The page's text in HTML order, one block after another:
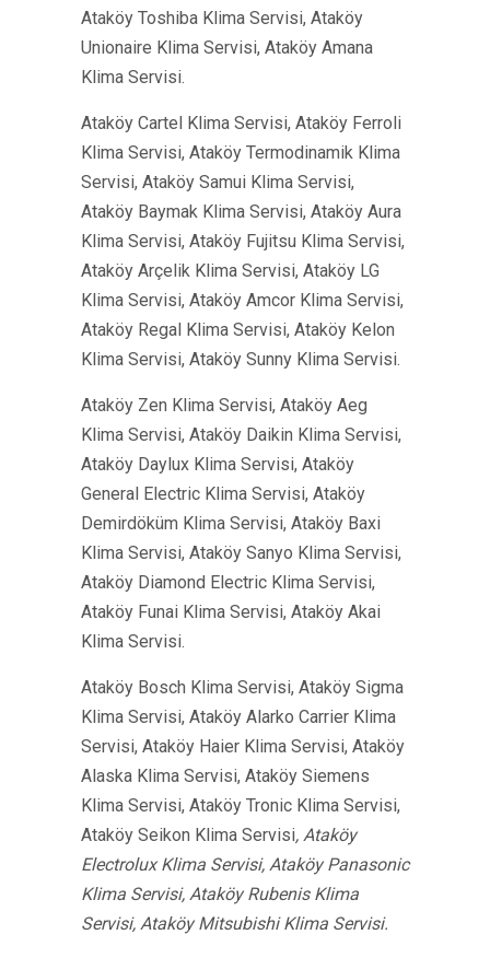
Ataköy Toshiba Klima Servisi, Ataköy
Unionaire Klima Servisi, Ataköy Amana
Klima Servisi.
Ataköy Cartel Klima Servisi, Ataköy Ferroli
Klima Servisi, Ataköy Termodinamik Klima
Servisi, Ataköy Samui Klima Servisi,
Ataköy Baymak Klima Servisi, Ataköy Aura
Klima Servisi, Ataköy Fujitsu Klima Servisi,
Ataköy Arçelik Klima Servisi, Ataköy LG
Klima Servisi, Ataköy Amcor Klima Servisi,
Ataköy Regal Klima Servisi, Ataköy Kelon
Klima Servisi, Ataköy Sunny Klima Servisi.
Ataköy Zen Klima Servisi, Ataköy Aeg
Klima Servisi, Ataköy Daikin Klima Servisi,
Ataköy Daylux Klima Servisi, Ataköy
General Electric Klima Servisi, Ataköy
Demirdöküm Klima Servisi, Ataköy Baxi
Klima Servisi, Ataköy Sanyo Klima Servisi,
Ataköy Diamond Electric Klima Servisi,
Ataköy Funai Klima Servisi, Ataköy Akai
Klima Servisi.
Ataköy Bosch Klima Servisi, Ataköy Sigma
Klima Servisi, Ataköy Alarko Carrier Klima
Servisi, Ataköy Haier Klima Servisi, Ataköy
Alaska Klima Servisi, Ataköy Siemens
Klima Servisi, Ataköy Tronic Klima Servisi,
Ataköy Seikon Klima Servisi, Ataköy
Electrolux Klima Servisi, Ataköy Panasonic
Klima Servisi, Ataköy Rubenis Klima
Servisi, Ataköy Mitsubishi Klima Servisi.